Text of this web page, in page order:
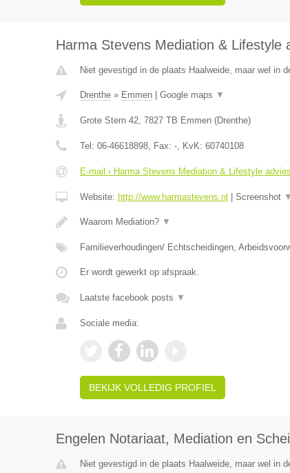
Harma Stevens Mediation & Lifestyle
Niet gevestigd in de plaats Haalweide, maar wel in
Drenthe» Emmen| Google maps ▼
Grote Stern 42, 7827 TB Emmen(Drenthe)
Tel: 06-46618898, Fax: -, KvK: 60740108
E-mail › Harma Stevens Mediation & Lifestyle advies
Website: http://www.harmastevens.nl Screenshot ▼
Waarom Mediation? ▼
Familieverhoudingen/ Echtscheidingen,
Er wordt gewerkt op afspraak.
Laatste facebook posts ▼
Sociale media:
BEKIJK VOLLEDIG PROFIEL
Engelen Notariaat, Mediation en
Niet gevestigd in de plaats Haalweide, maar wel in